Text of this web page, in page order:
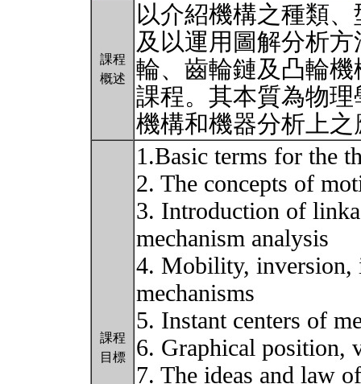
課程
概述
以介紹機構之種類
及以運用圖解分析
輪、齒輪鏈及凸輪
課程。其本質為物理
機構和機器分析上
課程
目標
1.Basic terms for the
2. The concepts of
3. Introduction of
mechanism analysis
4. Mobility, inversion,
mechanisms
5. Instant centers of
6. Graphical position,
7. The ideas and law